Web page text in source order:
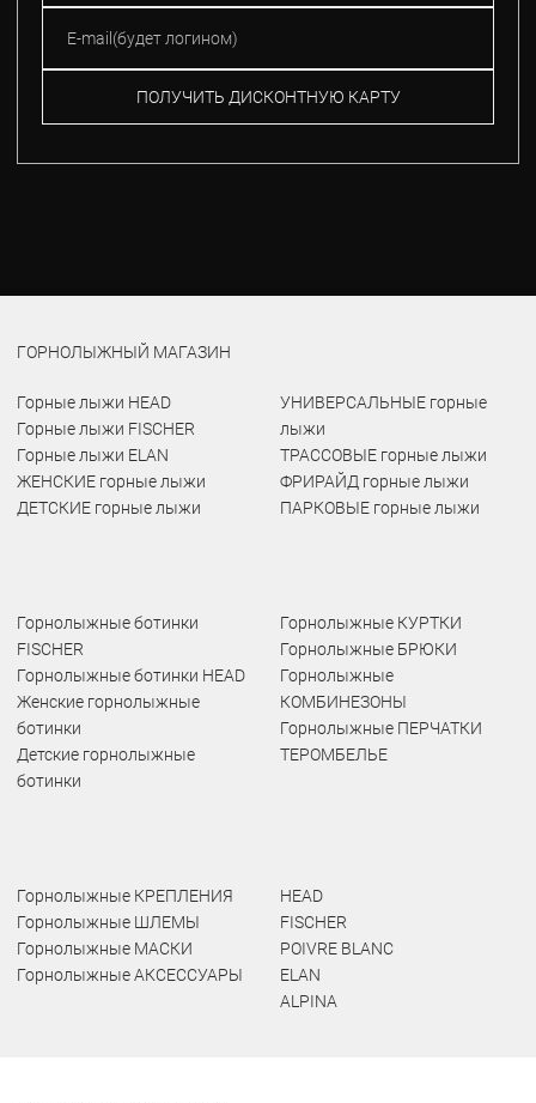
ПОЛУЧИТЬ ДИСКОНТНУЮ КАРТУ
ГОРНОЛЫЖНЫЙ МАГАЗИН
Горные лыжи HEAD
Горные лыжи FISCHER
Горные лыжи ELAN
ЖЕНСКИЕ горные лыжи
ДЕТСКИЕ горные лыжи
УНИВЕРСАЛЬНЫЕ горные
лыжи
ТРАССОВЫЕ горные лыжи
ФРИРАЙД горные лыжи
ПАРКОВЫЕ горные лыжи
Горнолыжные ботинки
FISCHER
Горнолыжные ботинки HEAD
Женские горнолыжные
ботинки
Детские горнолыжные
ботинки
Горнолыжные КУРТКИ
Горнолыжные БРЮКИ
Горнолыжные
КОМБИНЕЗОНЫ
Горнолыжные ПЕРЧАТКИ
ТЕРОМБЕЛЬЕ
Горнолыжные КРЕПЛЕНИЯ
Горнолыжные ШЛЕМЫ
Горнолыжные МАСКИ
Горнолыжные АКСЕССУАРЫ
HEAD
FISCHER
POIVRE BLANC
ELAN
ALPINA